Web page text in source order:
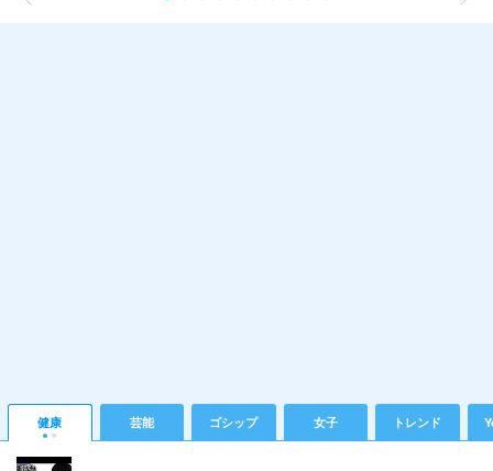
健康 芸能 ゴシップ 女子 トレンド